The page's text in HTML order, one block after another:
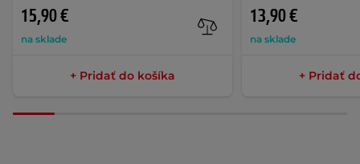
15,90 €
na sklade
+ Pridať do košíka
13,90 €
na sklade
+ Pridať